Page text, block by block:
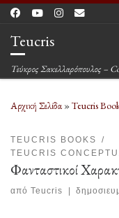
Μετάβαση στο περιεχόμενο
Teucris
Τεύκρος Σακελλαρόπουλος –
Αρχική Σελίδα»Teucris
TEUCRIS BOOKS
TEUCRIS
Φανταστικοί
από Teucris